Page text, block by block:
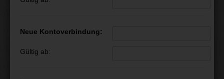
Neue Kontoverbindung:
Gültig ab: